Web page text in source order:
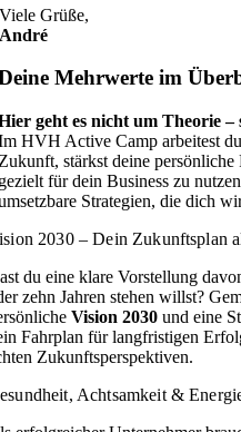
Viele Grüße,
André
Mehrwerte im
geht es nicht um Theorie
HVH Active Camp arbeitest du
stärkst deine
für dein Business zu
Strategien, die dich
2030 – Dein Zukunftsplan
du eine klare Vorstellung
zehn Jahren stehen willst?
Vision 2030 und eine
Fahrplan für langfristigen
Zukunftsperspektiven.
Achtsamkeit &